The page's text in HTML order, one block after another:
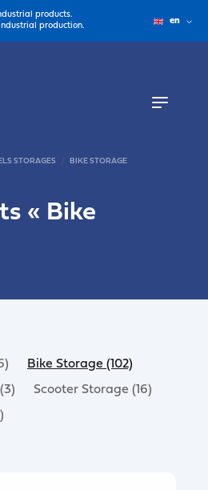
products.
production.
en
STORAGES BIKE STORAGE
« Bike
Bike Storage (102)
Scooter Storage (16)